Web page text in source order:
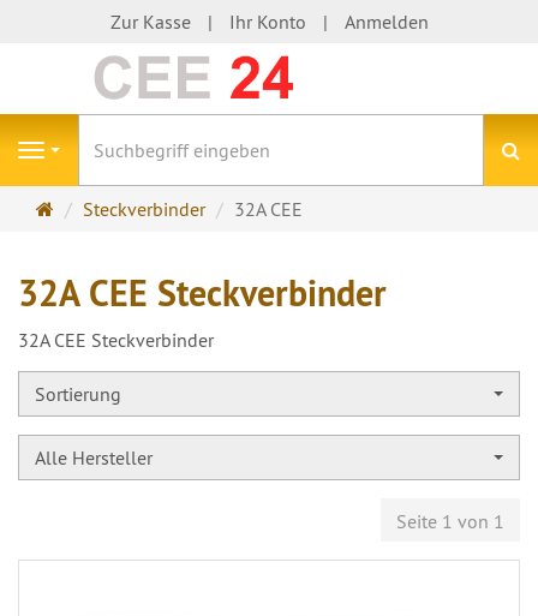
Zur Kasse Ihr Konto Anmelden
Navigation
Startseite
Steckverbinder 32A CEE
32A CEE Steckverbinder
32A CEE Steckverbinder
Sortierung
Alle Hersteller
Seite 1 von 1